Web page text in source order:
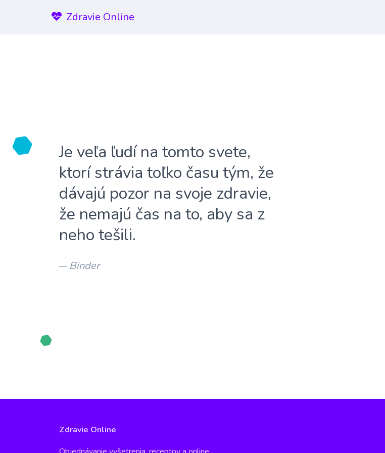
Zdravie Online
Je veľa ľudí na tomto svete,
ktorí strávia toľko času tým, že
dávajú pozor na svoje zdravie,
že nemajú čas na to, aby sa z
neho tešili.
— Binder
Zdravie Online